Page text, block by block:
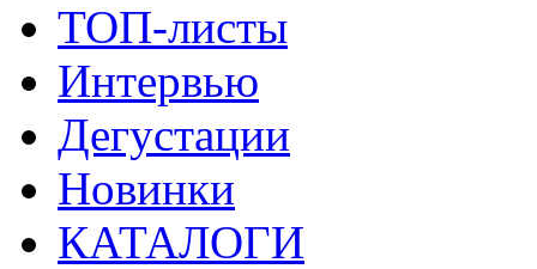
ТОП-листы
Интервью
Дегустации
Новинки
КАТАЛОГИ